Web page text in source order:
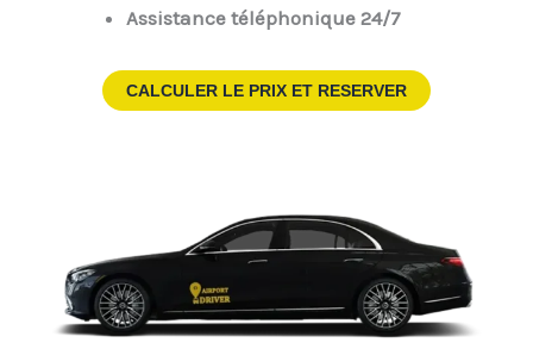
Assistance téléphonique 24/7
CALCULER LE PRIX ET RESERVER